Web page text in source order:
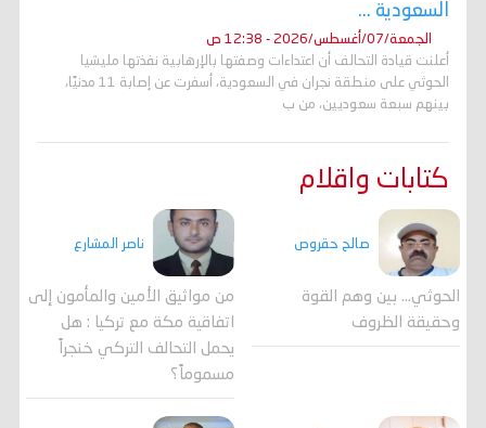
السعودية ...
الجمعة/07/أغسطس/2026 - 12:38 ص
أعلنت قيادة التحالف أن اعتداءات وصفتها بالإرهابية نفذتها مليشيا
الحوثي على منطقة نجران في السعودية، أسفرت عن إصابة 11 مدنيًا،
بينهم سبعة سعوديين، من ب
كتابات واقلام
صالح حقروص
الحوثي... بين وهم القوة
وحقيقة الظروف
ناصر المشارع
من مواثيق الأمين والمأمون إلى
اتفاقية مكة مع تركيا : هل
يحمل التحالف التركي خنجراً
مسموماً؟